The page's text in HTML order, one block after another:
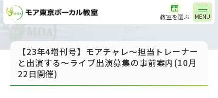
MENU
教室を選ぶ
【23年4増刊号】モアチャレ～担当トレーナー
と出演する～ライブ出演募集の事前案内(10月
22日開催)